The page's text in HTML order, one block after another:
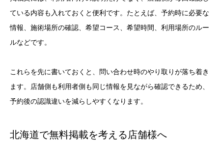
ている内容も入れておくと便利です。たとえば、予約時に必要な
情報、施術場所の確認、希望コース、希望時間、利用場所のルー
ルなどです。
これらを先に書いておくと、問い合わせ時のやり取りが落ち着き
ます。店舗側も利用者側も同じ情報を見ながら確認できるため、
予約後の認識違いを減らしやすくなります。
北海道で無料掲載を考える店舗様へ